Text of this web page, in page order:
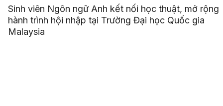
Sinh viên Ngôn ngữ Anh kết nối học thuật, mở rộng
hành trình hội nhập tại Trường Đại học Quốc gia
Malaysia